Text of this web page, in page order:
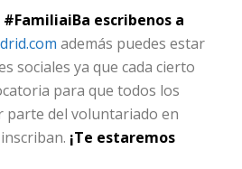
escribenos a
además puedes estar
sociales ya que cada cierto
para que todos los
parte del voluntariado en
¡Te estaremos